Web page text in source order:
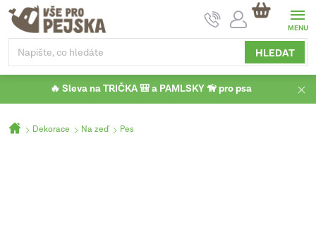
Přejít
obsah
HLEDAT
NÁKUPNÍ
KOŠÍK
🔥 Sleva na TRIČKA 🎒 a PAMLSKY 🦮 pro psa
DomůDekorace Na zeď Pes